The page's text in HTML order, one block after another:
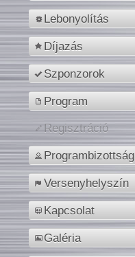
Lebonyolítás
Díjazás
Szponzorok
Program
Regisztráció
Programbizottság
Versenyhelyszín
Kapcsolat
Galéria